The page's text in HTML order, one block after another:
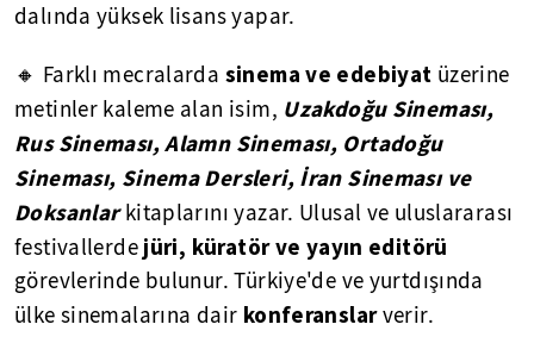
dalında yüksek lisans yapar.
🔸 Farklı mecralarda sinema ve edebiyat üzerine
metinler kaleme alan isim, Uzakdoğu Sineması,
Rus Sineması, Alamn Sineması, Ortadoğu
Sineması, Sinema Dersleri, İran Sineması ve
Doksanlarkitaplarını yazar. Ulusal ve uluslararası
festivallerdejüri, küratör ve yayın editörü
görevlerinde bulunur. Türkiye'de ve yurtdışında
ülke sinemalarına dair konferanslarverir.